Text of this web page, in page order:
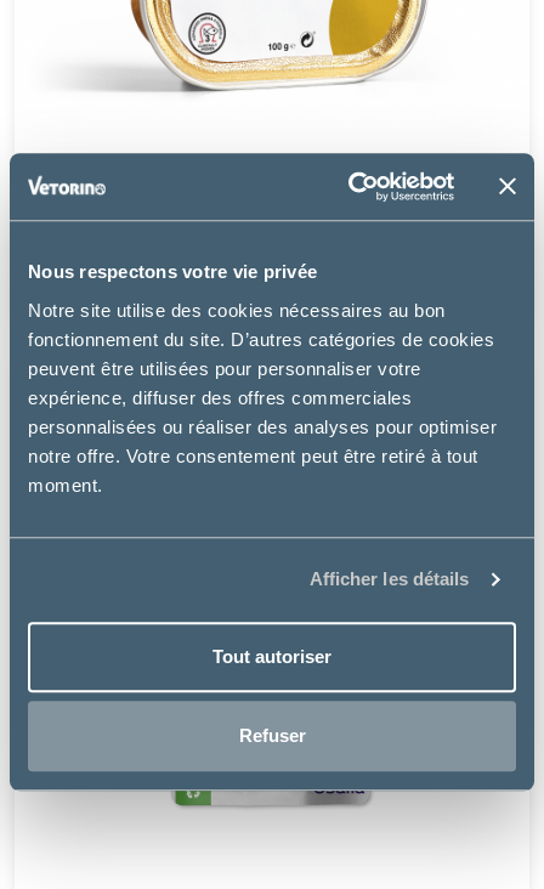
Nous respectons votre vie privée
Notre site utilise des cookies nécessaires au bon
fonctionnement du site. D’autres catégories de cookies
peuvent être utilisées pour personnaliser votre
expérience, diffuser des offres commerciales
personnalisées ou réaliser des analyses pour optimiser
notre offre. Votre consentement peut être retiré à tout
moment.
Afficher les détails
Tout autoriser
Refuser